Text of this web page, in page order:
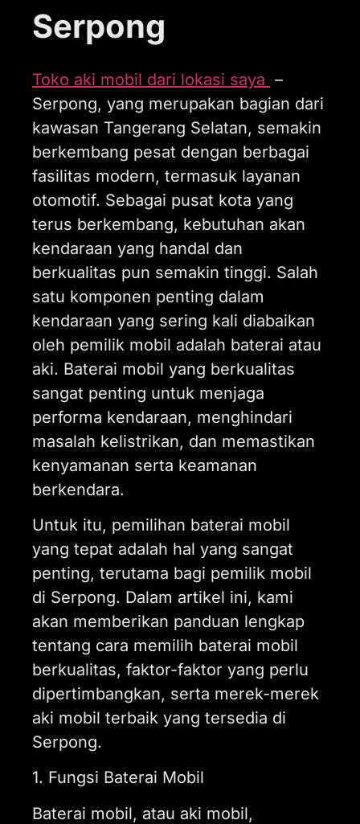
Serpong
Toko aki mobil dari lokasi saya –
Serpong, yang merupakan bagian dari
kawasan Tangerang Selatan, semakin
berkembang pesat dengan berbagai
fasilitas modern, termasuk layanan
otomotif. Sebagai pusat kota yang
terus berkembang, kebutuhan akan
kendaraan yang handal dan
berkualitas pun semakin tinggi. Salah
satu komponen penting dalam
kendaraan yang sering kali diabaikan
oleh pemilik mobil adalah baterai atau
aki. Baterai mobil yang berkualitas
sangat penting untuk menjaga
performa kendaraan, menghindari
masalah kelistrikan, dan memastikan
kenyamanan serta keamanan
berkendara.
Untuk itu, pemilihan baterai mobil
yang tepat adalah hal yang sangat
penting, terutama bagi pemilik mobil
di Serpong. Dalam artikel ini, kami
akan memberikan panduan lengkap
tentang cara memilih baterai mobil
berkualitas, faktor-faktor yang perlu
dipertimbangkan, serta merek-merek
aki mobil terbaik yang tersedia di
Serpong.
1. Fungsi Baterai Mobil
Baterai mobil, atau aki mobil,